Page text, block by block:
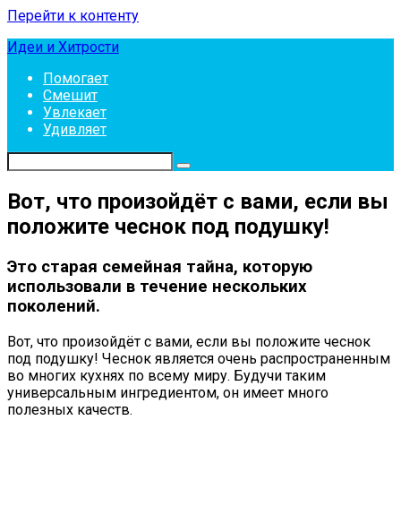
Перейти к контенту
Идеи и Хитрости
Помогает
Смешит
Увлекает
Удивляет
Вот, что произойдёт с вами, если вы
положите чеснок под подушку!
Это старая семейная тайна, которую
использовали в течение нескольких
поколений.
Вот, что произойдёт с вами, если вы положите чеснок
под подушку! Чеснок является очень распространенным
во многих кухнях по всему миру. Будучи таким
универсальным ингредиентом, он имеет много
полезных качеств.